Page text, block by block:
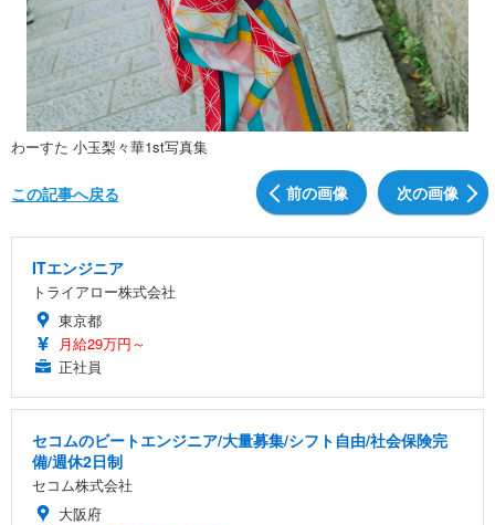
わーすた 小玉梨々華1st写真集
前の画像 次の画像
この記事へ戻る
ITエンジニア
トライアロー株式会社
東京都
月給29万円～
正社員
セコムのビートエンジニア/大量募集/シフト自由/社会保険完
備/週休2日制
セコム株式会社
大阪府